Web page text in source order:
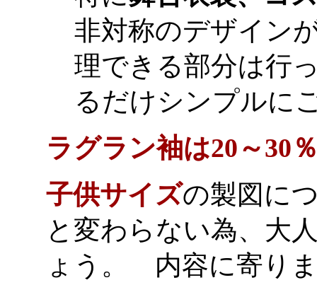
非対称のデザイン
理できる部分は行
るだけシンプルに
ラグラン袖は20～30
子供サイズの製図 に
と変わらない為、大
ょう。 内容に寄り